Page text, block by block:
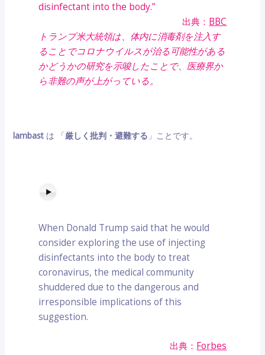
disinfectant into the body.”
出典： BBC
トランプ米大統領は、体内に消毒剤を注入す
ることでコロナウイルスが治る可能性がある
かどうかの研究を示唆したことで、医療界か
ら非難の声が上がっている。
lambastは 「厳しく批判・避難する 」ことです。
When Donald Trump said that he would
consider exploring the use of injecting
disinfectants into the body to treat
coronavirus, the medical community
shuddered due to the dangerous and
irresponsible implications of this
suggestion.
出典： Forbes